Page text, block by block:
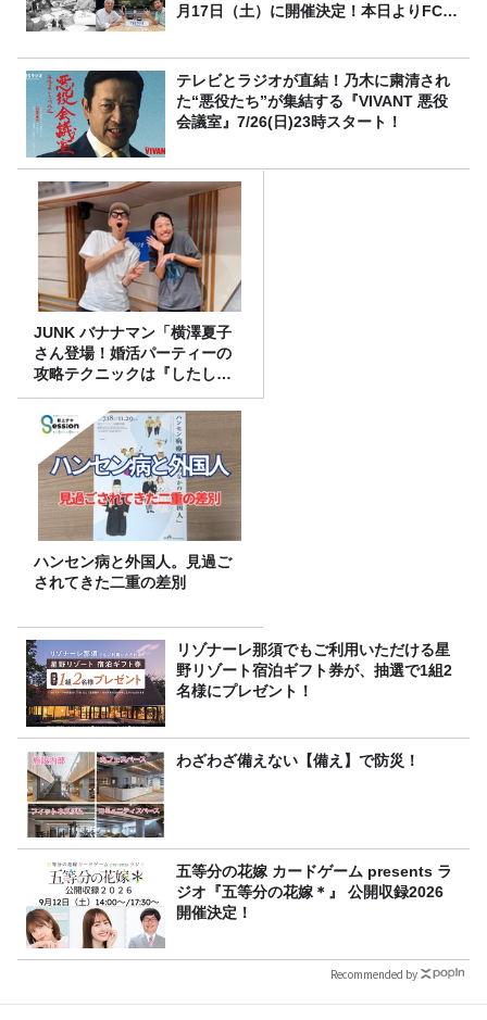
月17日（土）に開催決定！本日よりFC先
テレビとラジオが直結！乃木に粛清され
た“悪役たち”が集結する『VIVANT 悪役
会議室』7/26(日)23時スタート！
JUNK バナナマン「横澤夏子
さん登場！婚活パーティーの
攻略テクニックは『したし
げ』！？」
ハンセン病と外国人。見過ご
されてきた二重の差別
リゾナーレ那須でもご利用いただける星
野リゾート宿泊ギフト券が、抽選で1組2
名様にプレゼント！
わざわざ備えない【備え】で防災！
五等分の花嫁 カードゲーム presents ラ
ジオ『五等分の花嫁＊』 公開収録2026
開催決定！
Recommended by